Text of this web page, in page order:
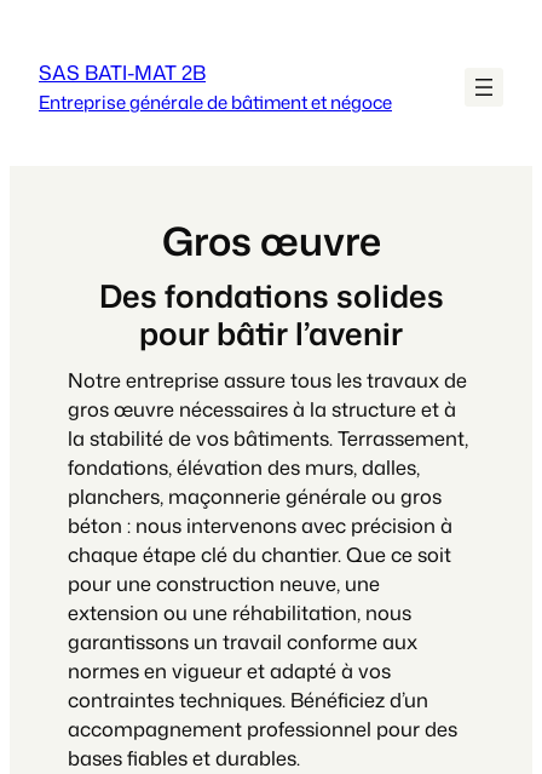
contenu
SAS BATI-MAT 2B
Entreprise générale de bâtiment et négoce
Gros œuvre
Des fondations solides
pour bâtir l’avenir
Notre entreprise assure tous les travaux de
gros œuvre nécessaires à la structure et à
la stabilité de vos bâtiments. Terrassement,
fondations, élévation des murs, dalles,
planchers, maçonnerie générale ou gros
béton : nous intervenons avec précision à
chaque étape clé du chantier. Que ce soit
pour une construction neuve, une
extension ou une réhabilitation, nous
garantissons un travail conforme aux
normes en vigueur et adapté à vos
contraintes techniques. Bénéficiez d’un
accompagnement professionnel pour des
bases fiables et durables.